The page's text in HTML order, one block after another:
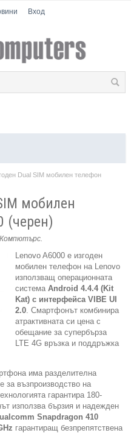
Вход
Dual SIM мобилен телефон
мобилен
(черен)
Lenovo A6000 е изгоден
мобилен телефон на Lenovo
използващ операционната
системаAndroid 4.4.4 (Kit
Kat)с интерфейса VIBE UI
2.0 . Смартфонът комбинира
атрактивната си цена с
обещание за супербърза
LTE 4G връзка и поддръжка
има разделителна
за възпроизводство на
гарантира 180-
използва бързия и надежден
Snapdragon 410
гарантиращ безпрепятствена